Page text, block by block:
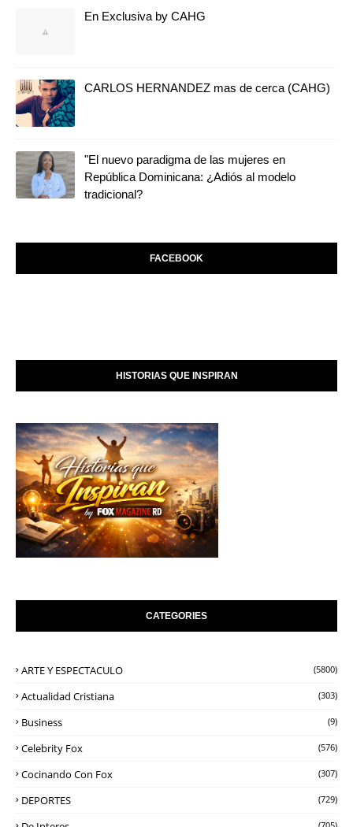
En Exclusiva by CAHG
CARLOS HERNANDEZ mas de cerca (CAHG)
"El nuevo paradigma de las mujeres en
República Dominicana: ¿Adiós al modelo
tradicional?
FACEBOOK
HISTORIAS QUE INSPIRAN
CATEGORIES
ARTE Y ESPECTACULO (5800)
Actualidad Cristiana (303)
Business (9)
Celebrity Fox (576)
Cocinando Con Fox (307)
DEPORTES (729)